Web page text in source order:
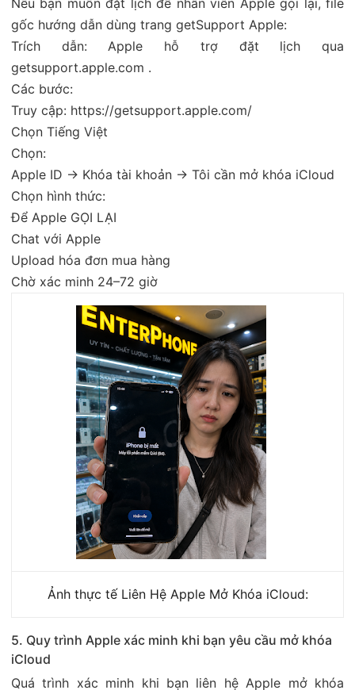
Nếu bạn muốn đặt lịch để nhân viên Apple gọi lại, file
gốc hướng dẫn dùng trang getSupport Apple:
Trích dẫn: Apple hỗ trợ đặt lịch qua
getsupport.apple.com .
Các bước:
Truy cập: https://getsupport.apple.com/
Chọn Tiếng Việt
Chọn:
Apple ID → Khóa tài khoản → Tôi cần mở khóa iCloud
Chọn hình thức:
Để Apple GỌI LẠI
Chat với Apple
Upload hóa đơn mua hàng
Chờ xác minh 24–72 giờ
Ảnh thực tế Liên Hệ Apple Mở Khóa iCloud:
5. Quy trình Apple xác minh khi bạn yêu cầu mở khóa
iCloud
Quá trình xác minh khi bạn liên hệ Apple mở khóa